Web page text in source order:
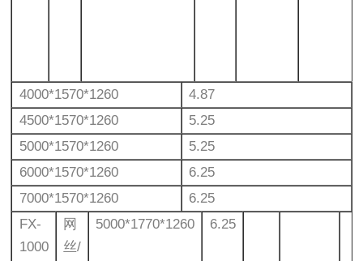
4000*1570*1260
4.87
4500*1570*1260
5.25
5000*1570*1260
5.25
6000*1570*1260
6.25
7000*1570*1260
6.25
FX-
1000
网
丝/
5000*1770*1260 6.25